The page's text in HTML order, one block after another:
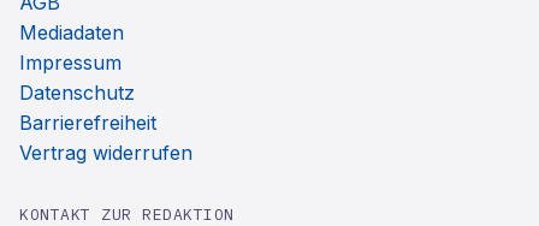
Mediadaten
Impressum
Datenschutz
Barrierefreiheit
Vertrag widerrufen
KONTAKT ZUR REDAKTION